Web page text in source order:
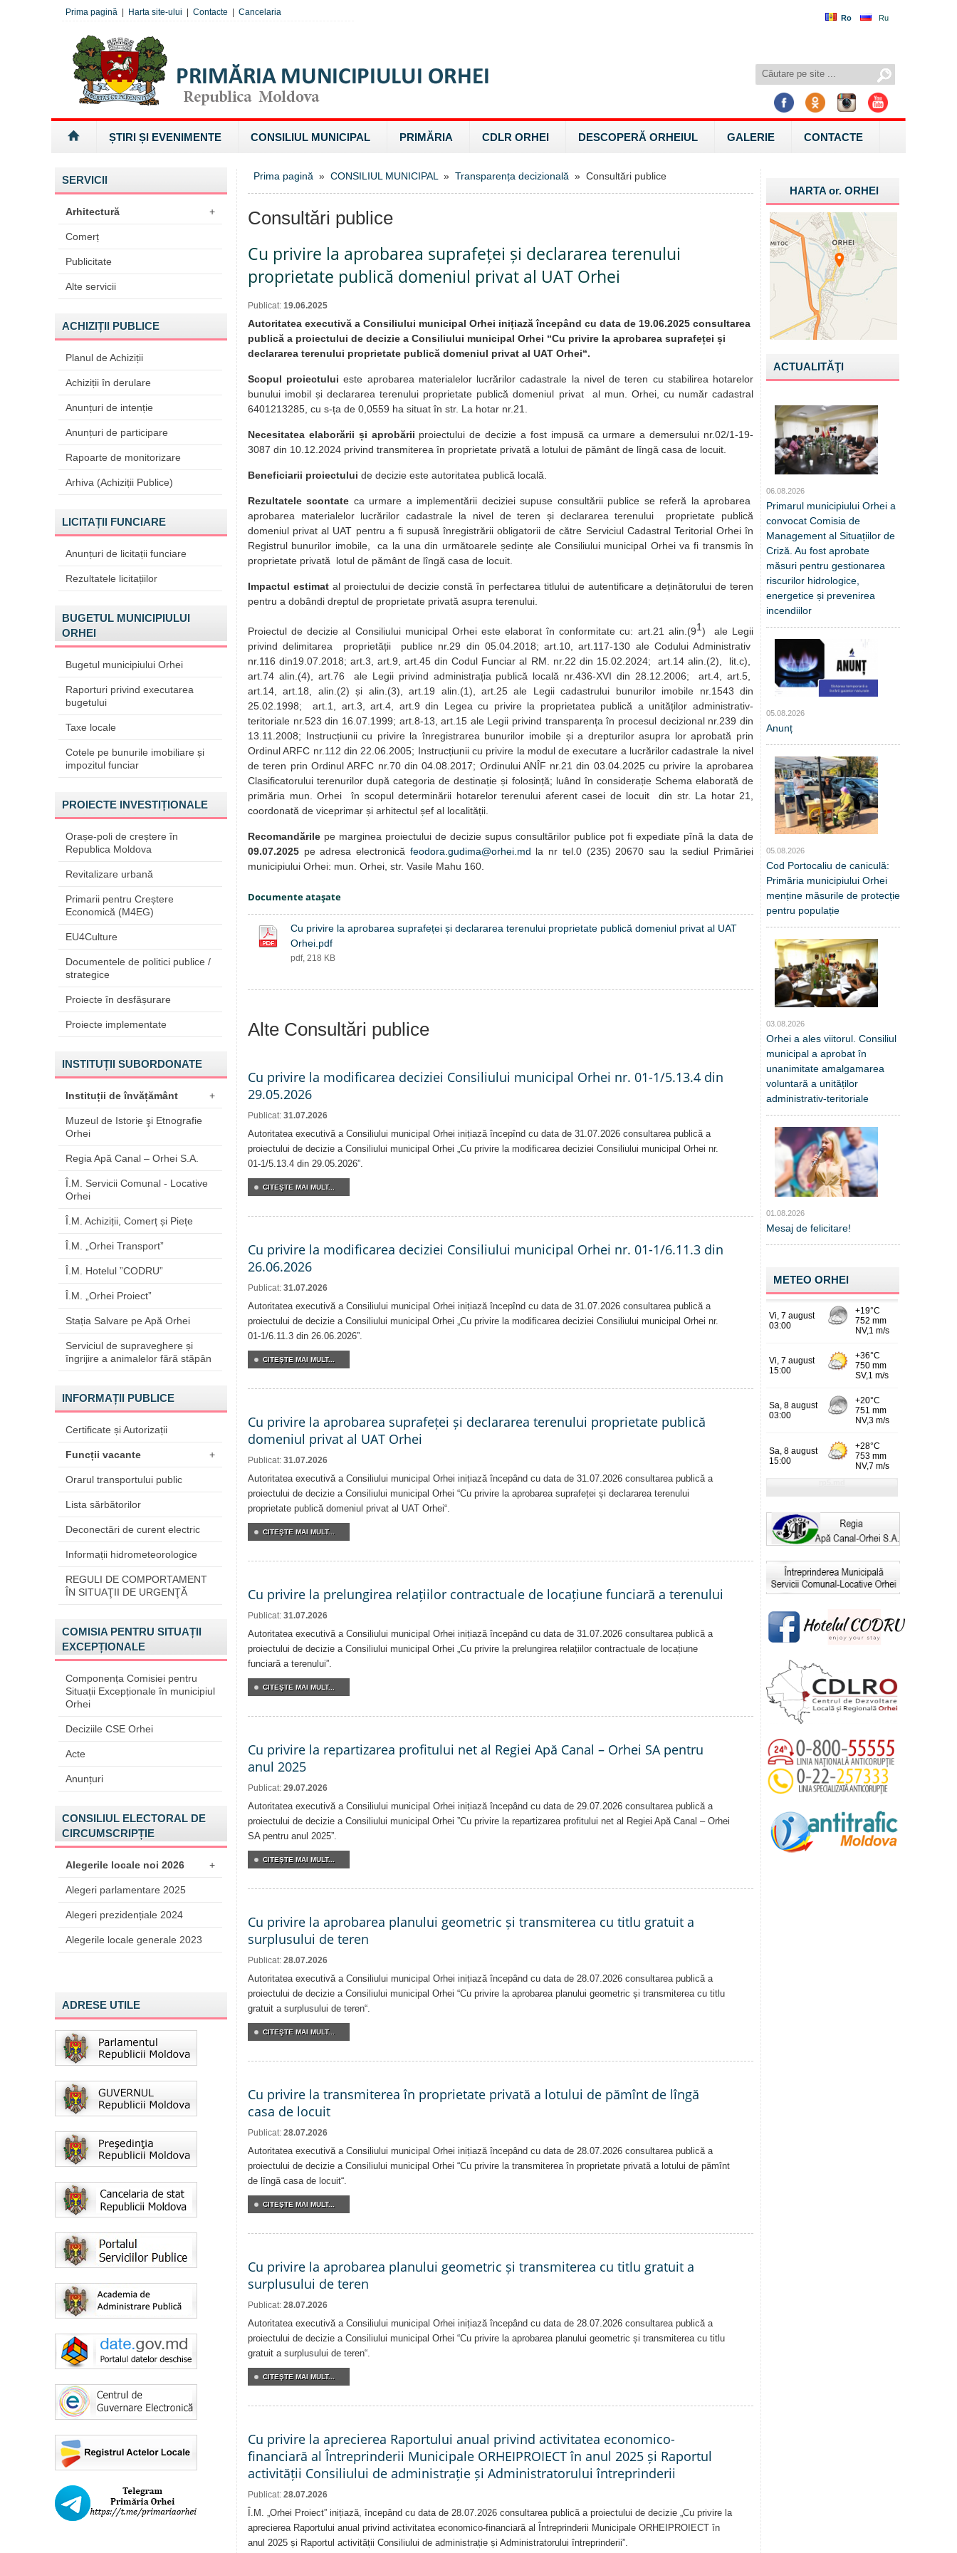
Ro Ru
Prima pagină Harta site-ului Contacte Cancelaria
ȘTIRI ȘI EVENIMENTE CONSILIUL MUNICIPAL PRIMĂRIA CDLR ORHEI DESCOPERĂ ORHEIUL GALERIE CONTACTE
SERVICII
Arhitectură +
Comerț
Publicitate
Alte servicii
ACHIZIȚII PUBLICE
Planul de Achiziții
Achiziții în derulare
Anunțuri de intenție
Anunțuri de participare
Rapoarte de monitorizare
Arhiva (Achiziții Publice)
LICITAȚII FUNCIARE
Anunțuri de licitații funciare
Rezultatele licitațiilor
BUGETUL MUNICIPIULUI
ORHEI
Bugetul municipiului Orhei
Raporturi privind executarea
bugetului
Taxe locale
Cotele pe bunurile imobiliare și
impozitul funciar
PROIECTE INVESTIȚIONALE
Orașe-poli de creștere în
Republica Moldova
Revitalizare urbană
Primarii pentru Creștere
Economică (M4EG)
EU4Culture
Documentele de politici publice /
strategice
Proiecte în desfășurare
Proiecte implementate
INSTITUȚII SUBORDONATE
Instituții de învățământ +
Muzeul de Istorie şi Etnografie
Orhei
Regia Apă Canal – Orhei S.A.
Î.M. Servicii Comunal - Locative
Orhei
Î.M. Achiziții, Comerț și Piețe
Î.M. „Orhei Transport”
Î.M. Hotelul ”CODRU”
Î.M. „Orhei Proiect”
Stația Salvare pe Apă Orhei
Serviciul de supraveghere și
îngrijire a animalelor fără stăpân
INFORMAȚII PUBLICE
Certificate și Autorizații
Funcții vacante +
Orarul transportului public
Lista sărbătorilor
Deconectări de curent electric
Informații hidrometeorologice
REGULI DE COMPORTAMENT
ÎN SITUAŢII DE URGENŢĂ
COMISIA PENTRU SITUAȚII
EXCEPȚIONALE
Componența Comisiei pentru
Situații Excepționale în municipiul
Orhei
Deciziile CSE Orhei
Acte
Anunțuri
CONSILIUL ELECTORAL DE
CIRCUMSCRIPȚIE
Alegerile locale noi 2026 +
Alegeri parlamentare 2025
Alegeri prezidențiale 2024
Alegerile locale generale 2023
ADRESE UTILE
Prima pagină » CONSILIUL MUNICIPAL » Transparența decizională » Consultări publice
Consultări publice
Cu privire la aprobarea suprafeței și declararea terenului
proprietate publică domeniul privat al UAT Orhei
Publicat: 19.06.2025
Autoritatea executivă a Consiliului municipal Orhei inițiază începând cu data de 19.06.2025 consultarea
publică a proiectului de decizie a Consiliului municipal Orhei “Cu privire la aprobarea suprafeței și
declararea terenului proprietate publică domeniul privat al UAT Orhei“.
Scopul proiectului este aprobarea materialelor lucrărilor cadastrale la nivel de teren cu stabilirea hotarelor
bunului imobil și declararea terenului proprietate publică domeniul privat al mun. Orhei, cu număr cadastral
6401213285, cu s-ța de 0,0559 ha situat în str. La hotar nr.21.
Necesitatea elaborării și aprobării proiectului de decizie a fost impusă ca urmare a demersului nr.02/1-19-
3087 din 10.12.2024 privind transmiterea în proprietate privată a lotului de pământ de lîngă casa de locuit.
Beneficiarii proiectului de decizie este autoritatea publică locală.
Rezultatele scontate ca urmare a implementării deciziei supuse consultării publice se referă la aprobarea
aprobarea materialelor lucrărilor cadastrale la nivel de teren și declararea terenului proprietate publică
domeniul privat al UAT pentru a fi supusă înregistrării obligatorii de către Serviciul Cadastral Teritorial Orhei în
Registrul bunurilor imobile, ca la una din următoarele ședințe ale Consiliului municipal Orhei va fi transmis în
proprietate privată lotul de pământ de lîngă casa de locuit.
Impactul estimatal proiectului de decizie constă în perfectarea titlului de autentificare a deținătorului de teren
pentru a dobândi dreptul de proprietate privată asupra terenului.
Proiectul de decizie al Consiliului municipal Orhei este elaborat în conformitate cu: art.21 alin.(91) ale Legii
privind delimitarea proprietății publice nr.29 din 05.04.2018; art.10, art.117-130 ale Codului Administrativ
nr.116 din19.07.2018; art.3, art.9, art.45 din Codul Funciar al RM. nr.22 din 15.02.2024; art.14 alin.(2), lit.c),
art.74 alin.(4), art.76 ale Legii privind administrația publică locală nr.436-XVI din 28.12.2006; art.4, art.5,
art.14, art.18, alin.(2) și alin.(3), art.19 alin.(1), art.25 ale Legii cadastrului bunurilor imobile nr.1543 din
25.02.1998; art.1, art.3, art.4, art.9 din Legea cu privire la proprietatea publică a unităților administrativ-
teritoriale nr.523 din 16.07.1999; art.8-13, art.15 ale Legii privind transparența în procesul decizional nr.239 din
13.11.2008; Instrucțiunii cu privire la înregistrarea bunurilor imobile și a drepturilor asupra lor aprobată prin
Ordinul ARFC nr.112 din 22.06.2005; Instrucțiunii cu privire la modul de executare a lucrărilor cadastrale la nivel
de teren prin Ordinul ARFC nr.70 din 04.08.2017; Ordinului ANÎF nr.21 din 03.04.2025 cu privire la aprobarea
Clasificatorului terenurilor după categoria de destinație și folosință; luând în considerație Schema elaborată de
primăria mun. Orhei în scopul determinării hotarelor terenului aferent casei de locuit din str. La hotar 21,
coordonată de viceprimar și arhitectul șef al localității.
Recomandările pe marginea proiectului de decizie supus consultărilor publice pot fi expediate pînă la data de
09.07.2025 pe adresa electronică feodora.gudima@orhei.md la nr tel.0 (235) 20670 sau la sediul Primăriei
municipiului Orhei: mun. Orhei, str. Vasile Mahu 160.
Documente ataşate
Cu privire la aprobarea suprafeței și declararea terenului proprietate publică domeniul privat al UAT
Orhei.pdf
pdf, 218 KB
Alte Consultări publice
Cu privire la modificarea deciziei Consiliului municipal Orhei nr. 01-1/5.13.4 din
29.05.2026
Publicat: 31.07.2026
Autoritatea executivă a Consiliului municipal Orhei inițiază începînd cu data de 31.07.2026 consultarea publică a
proiectului de decizie a Consiliului municipal Orhei „Cu privire la modificarea deciziei Consiliului municipal Orhei nr.
01-1/5.13.4 din 29.05.2026”.
CITEŞTE MAI MULT...
Cu privire la modificarea deciziei Consiliului municipal Orhei nr. 01-1/6.11.3 din
26.06.2026
Publicat: 31.07.2026
Autoritatea executivă a Consiliului municipal Orhei inițiază începînd cu data de 31.07.2026 consultarea publică a
proiectului de decizie a Consiliului municipal Orhei „Cu privire la modificarea deciziei Consiliului municipal Orhei nr.
01-1/6.11.3 din 26.06.2026”.
CITEŞTE MAI MULT...
Cu privire la aprobarea suprafeței și declararea terenului proprietate publică
domeniul privat al UAT Orhei
Publicat: 31.07.2026
Autoritatea executivă a Consiliului municipal Orhei inițiază începând cu data de 31.07.2026 consultarea publică a
proiectului de decizie a Consiliului municipal Orhei “Cu privire la aprobarea suprafeței și declararea terenului
proprietate publică domeniul privat al UAT Orhei“.
CITEŞTE MAI MULT...
Cu privire la prelungirea relațiilor contractuale de locațiune funciară a terenului
Publicat: 31.07.2026
Autoritatea executivă a Consiliului municipal Orhei inițiază începând cu data de 31.07.2026 consultarea publică a
proiectului de decizie a Consiliului municipal Orhei „Cu privire la prelungirea relațiilor contractuale de locațiune
funciară a terenului”.
CITEŞTE MAI MULT...
Cu privire la repartizarea profitului net al Regiei Apă Canal – Orhei SA pentru
anul 2025
Publicat: 29.07.2026
Autoritatea executivă a Consiliului municipal Orhei inițiază începând cu data de 29.07.2026 consultarea publică a
proiectului de decizie a Consiliului municipal Orhei ”Cu privire la repartizarea profitului net al Regiei Apă Canal – Orhei
SA pentru anul 2025”.
CITEŞTE MAI MULT...
Cu privire la aprobarea planului geometric și transmiterea cu titlu gratuit a
surplusului de teren
Publicat: 28.07.2026
Autoritatea executivă a Consiliului municipal Orhei inițiază începând cu data de 28.07.2026 consultarea publică a
proiectului de decizie a Consiliului municipal Orhei “Cu privire la aprobarea planului geometric și transmiterea cu titlu
gratuit a surplusului de teren“.
CITEŞTE MAI MULT...
Cu privire la transmiterea în proprietate privată a lotului de pămînt de lîngă
casa de locuit
Publicat: 28.07.2026
Autoritatea executivă a Consiliului municipal Orhei inițiază începând cu data de 28.07.2026 consultarea publică a
proiectului de decizie a Consiliului municipal Orhei “Cu privire la transmiterea în proprietate privată a lotului de pămînt
de lîngă casa de locuit“.
CITEŞTE MAI MULT...
Cu privire la aprobarea planului geometric și transmiterea cu titlu gratuit a
surplusului de teren
Publicat: 28.07.2026
Autoritatea executivă a Consiliului municipal Orhei inițiază începând cu data de 28.07.2026 consultarea publică a
proiectului de decizie a Consiliului municipal Orhei “Cu privire la aprobarea planului geometric și transmiterea cu titlu
gratuit a surplusului de teren“.
CITEŞTE MAI MULT...
Cu privire la aprecierea Raportului anual privind activitatea economico-
financiară al Întreprinderii Municipale ORHEIPROIECT în anul 2025 și Raportul
activității Consiliului de administrație și Administratorului întreprinderii
Publicat: 28.07.2026
Î.M. „Orhei Proiect” inițiază, începând cu data de 28.07.2026 consultarea publică a proiectului de decizie „Cu privire la
aprecierea Raportului anual privind activitatea economico-financiară al Întreprinderii Municipale ORHEIPROIECT în
anul 2025 și Raportul activității Consiliului de administrație și Administratorului întreprinderii”.
HARTA or.ORHEI
ACTUALITĂŢI
06.08.2026
Primarul municipiului Orhei a
convocat Comisia de
Management al Situațiilor de
Criză. Au fost aprobate
măsuri pentru gestionarea
riscurilor hidrologice,
energetice și prevenirea
incendiilor
05.08.2026
Anunț
05.08.2026
Cod Portocaliu de caniculă:
Primăria municipiului Orhei
menține măsurile de protecție
pentru populație
03.08.2026
Orhei a ales viitorul. Consiliul
municipal a aprobat în
unanimitate amalgamarea
voluntară a unităților
administrativ-teritoriale
01.08.2026
Mesaj de felicitare!
METEO ORHEI